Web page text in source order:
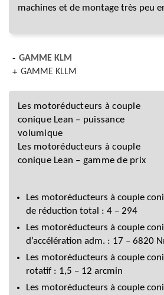
machines et de montage très peu
GAMME KLM
GAMME KLLM
Les motoréducteurs à couple
conique Lean – puissance
volumique
Les motoréducteurs à couple
conique Lean – gamme de prix
Les motoréducteurs à couple
de réduction total : 4 – 294
Les motoréducteurs à couple
d’accélération adm. : 17 – 6820
Les motoréducteurs à couple
rotatif : 1,5 – 12 arcmin
Les motoréducteurs à couple